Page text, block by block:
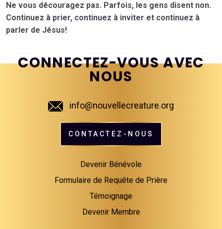
Ne vous découragez pas. Parfois, les gens disent non.
Continuez à prier, continuez à inviter et continuez à
parler de Jésus!
CONNECTEZ-VOUS AVEC
NOUS
info@nouvellecreature.org
CONTACTEZ-NOUS
Devenir Bénévole
Formulaire de Requête de Prière
Témoignage
Devenir Membre